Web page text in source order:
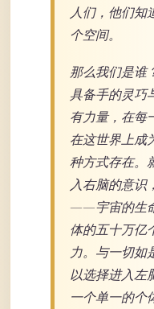
人们，他们知
个空间。
那么我们是谁
具备手的灵巧
有力量，在每
在这世界上成
种方式存在。
入右脑的意
——宇宙的生
体的五十万亿
力。与一切如
以选择进入左
一个单一的个